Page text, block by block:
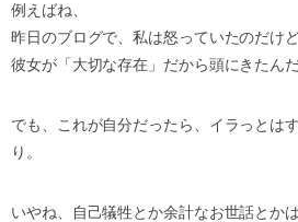
例えばね、
昨日のブログで、私は怒っていたのだけど
彼女が「大切な存在」だから頭にきたん
でも、これが自分だったら、イラっとは
り。
いやね、自己犠牲とか余計なお世話とか